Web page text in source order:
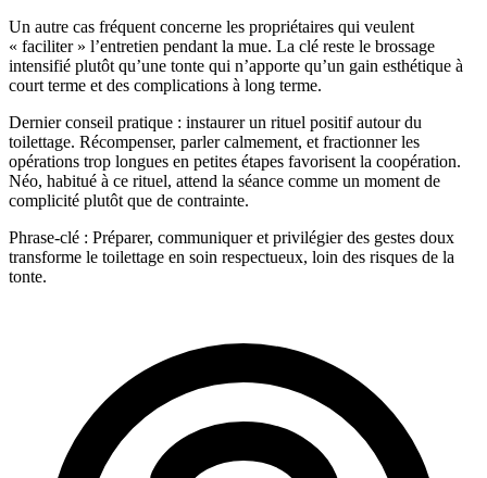
Un autre cas fréquent concerne les propriétaires qui veulent
« faciliter » l’entretien pendant la mue. La clé reste le brossage
intensifié plutôt qu’une tonte qui n’apporte qu’un gain esthétique à
court terme et des complications à long terme.
Dernier conseil pratique : instaurer un rituel positif autour du
toilettage. Récompenser, parler calmement, et fractionner les
opérations trop longues en petites étapes favorisent la coopération.
Néo, habitué à ce rituel, attend la séance comme un moment de
complicité plutôt que de contrainte.
Phrase-clé : Préparer, communiquer et privilégier des gestes doux
transforme le toilettage en soin respectueux, loin des risques de la
tonte.